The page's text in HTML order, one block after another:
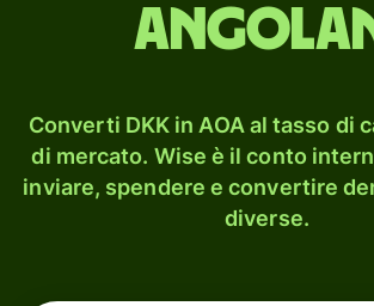
Converti DKK in AOA al tasso di
di mercato. Wise è il conto
inviare, spendere e convertire
diverse.